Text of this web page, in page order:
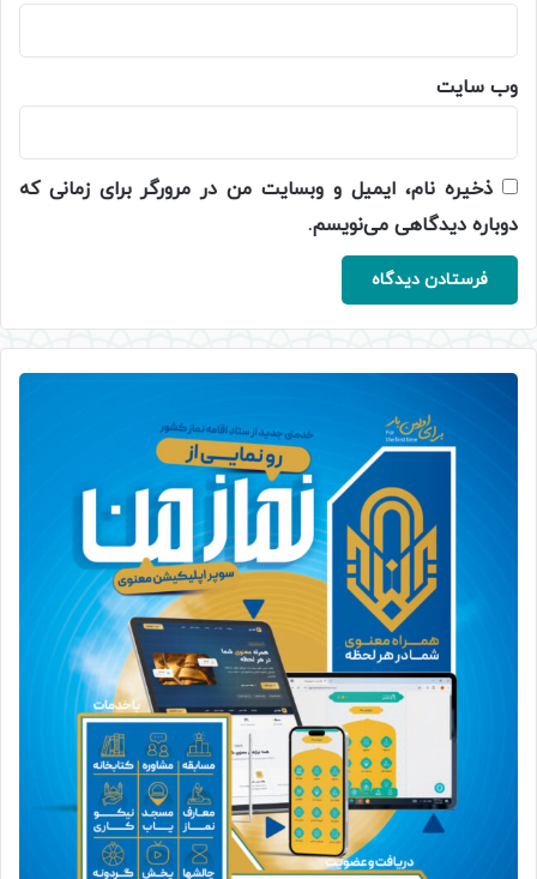
وب‌ سایت
ذخیره نام، ایمیل و وبسایت من در مرورگر برای زمانی که
دوباره دیدگاهی می‌نویسم.